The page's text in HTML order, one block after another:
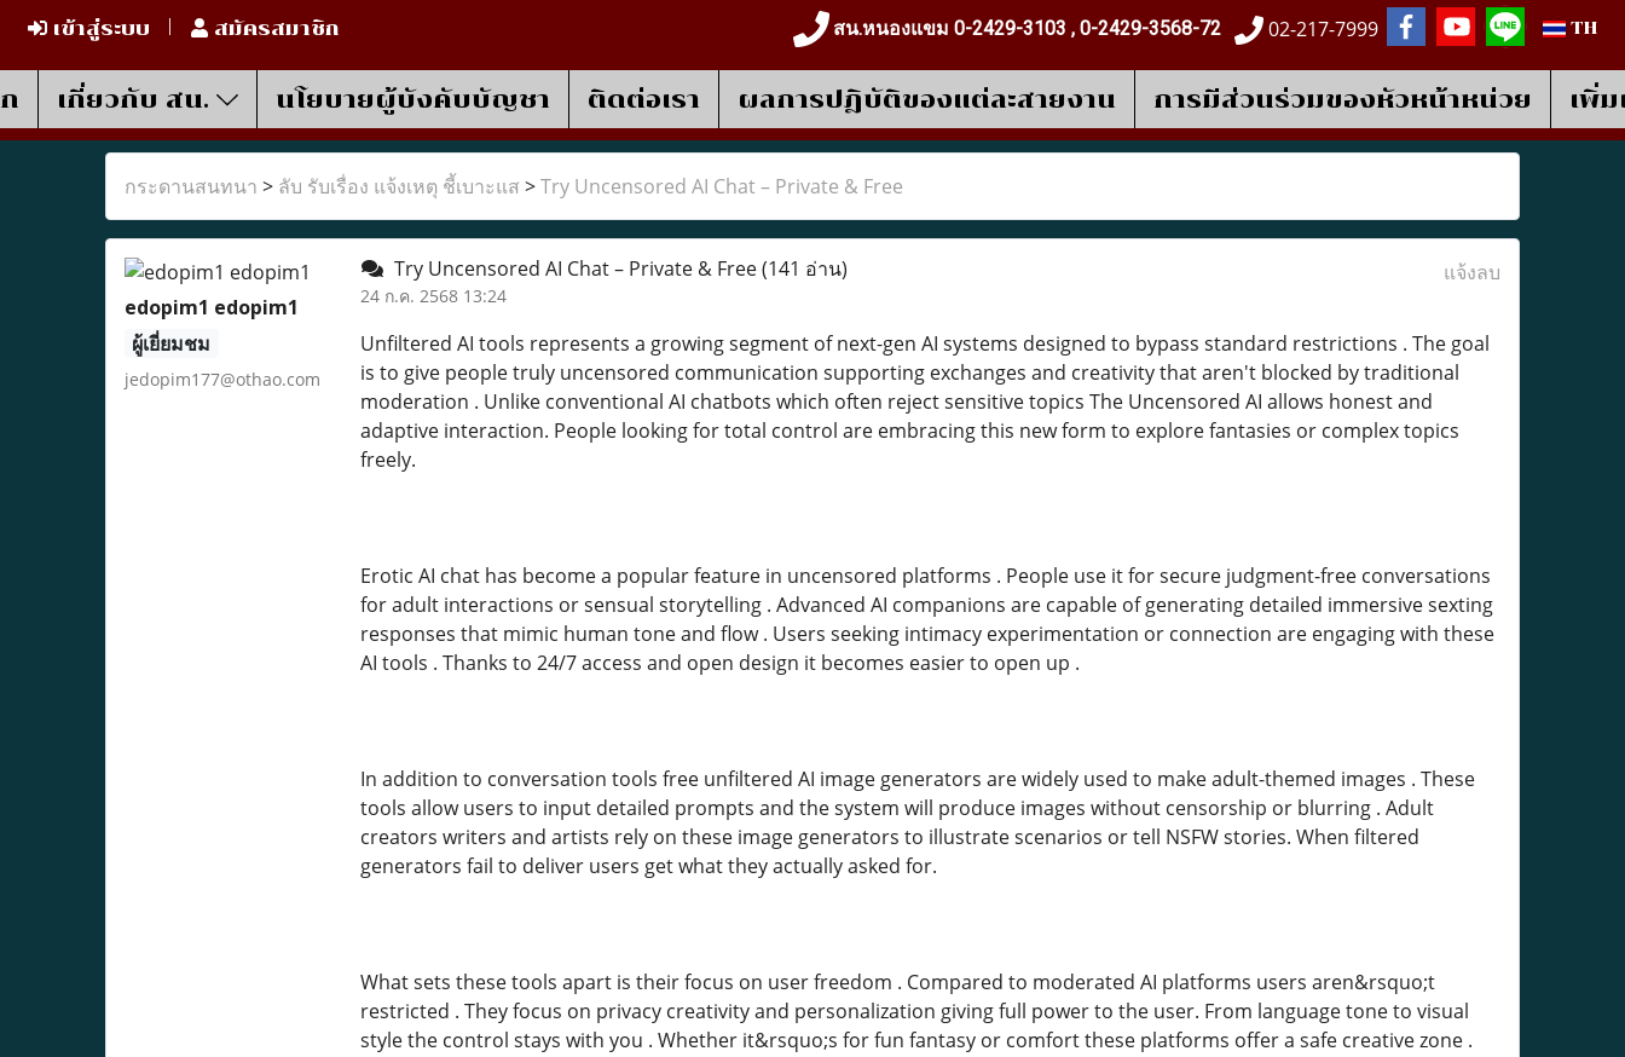
เข้าสู่ระบบ สมัครสมาชิก สน.หนองแขม 0-2429-3103 , 0-2429-3568-72 02-217-7999 TH
เกี่ยวกับ สน. นโยบายผู้บังคับบัญชา ติดต่อเรา ผลการปฎิบัติของแต่ละสายงาน การมีส่วนร่วมของหัวหน้าหน่วย เพิ่
กระดานสนทนา > ลับ รับเรื่อง แจ้งเหตุ ชี้เบาะแส >Try Uncensored AI Chat – Private & Free
edopim1 edopim1
ผู้เยี่ยมชม
jedopim177@othao.com
Try Uncensored AI Chat – Private & Free(141 อ่าน)
24 ก.ค. 2568 13:24
แจ้งลบ
Unfiltered AI tools represents a growing segment of next-gen AI systems designed to bypass standard restrictions . The goal
is to give people truly uncensored communication supporting exchanges and creativity that aren't blocked by traditional
moderation . Unlike conventional AI chatbots which often reject sensitive topics The Uncensored AI allows honest and
adaptive interaction. People looking for total control are embracing this new form to explore fantasies or complex topics
freely.
Erotic AI chat has become a popular feature in uncensored platforms . People use it for secure judgment-free conversations
for adult interactions or sensual storytelling . Advanced AI companions are capable of generating detailed immersive sexting
responses that mimic human tone and flow . Users seeking intimacy experimentation or connection are engaging with these
AI tools . Thanks to 24/7 access and open design it becomes easier to open up .
In addition to conversation tools free unfiltered AI image generators are widely used to make adult-themed images . These
tools allow users to input detailed prompts and the system will produce images without censorship or blurring . Adult
creators writers and artists rely on these image generators to illustrate scenarios or tell NSFW stories. When filtered
generators fail to deliver users get what they actually asked for.
What sets these tools apart is their focus on user freedom . Compared to moderated AI platforms users aren&rsquo;t
restricted . They focus on privacy creativity and personalization giving full power to the user. From language tone to visual
style the control stays with you . Whether it&rsquo;s for fun fantasy or comfort these platforms offer a safe creative zone .